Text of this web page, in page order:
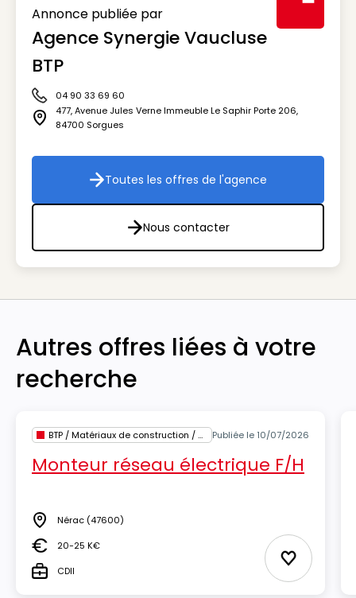
Annonce publiée par
Agence Synergie Vaucluse
BTP
Icône téléphone
04 90 33 69 60
Icône adresse
477, Avenue Jules Verne Immeuble Le Saphir Porte 206,
84700 Sorgues
Toutes les offres de l'agence
Toutes les offres de l'agence
Nous contacter
Nous contacter
Autres offres liées à votre
recherche
BTP / Matériaux de construction / Architecture Publiée le 10/07/2026
Monteur réseau électrique F/H
Lieu Nérac (47600)
Salaire20-25 K€
TypeCDII Ajouter